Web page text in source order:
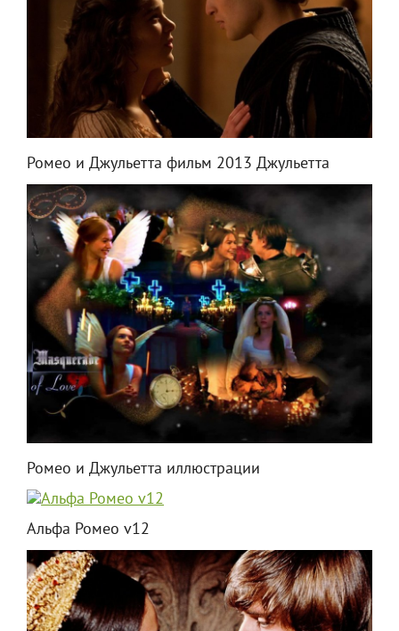
Ромео и Джульетта фильм 2013 Джульетта
Ромео и Джульетта иллюстрации
Альфа Ромео v12